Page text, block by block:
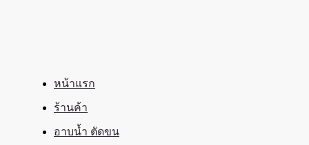
หน้าแรก
ร้านค้า
อาบน้ำ ตัดขน